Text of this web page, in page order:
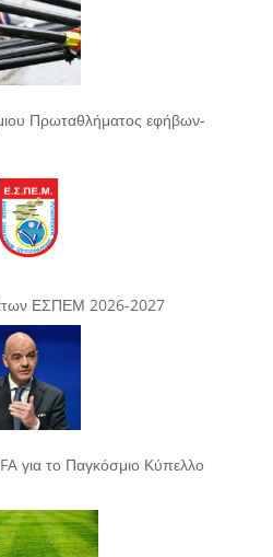
Πρωταθλήματος εφήβων-
ΕΣΠΕΜ 2026-2027
για το Παγκόσμιο Κύπελλο